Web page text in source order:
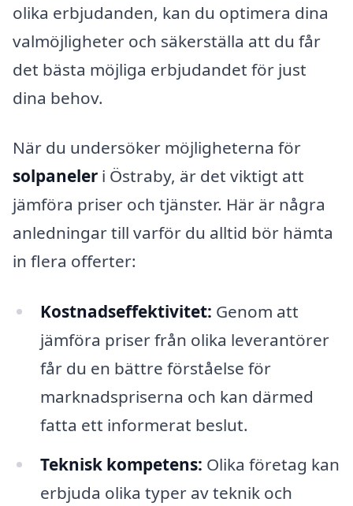
olika erbjudanden, kan du optimera dina
valmöjligheter och säkerställa att du får
det bästa möjliga erbjudandet för just
dina behov.
När du undersöker möjligheterna för
solpaneler i Östraby, är det viktigt att
jämföra priser och tjänster. Här är några
anledningar till varför du alltid bör hämta
in flera offerter:
Kostnadseffektivitet: Genom att
jämföra priser från olika leverantörer
får du en bättre förståelse för
marknadspriserna och kan därmed
fatta ett informerat beslut.
Teknisk kompetens: Olika företag kan
erbjuda olika typer av teknik och